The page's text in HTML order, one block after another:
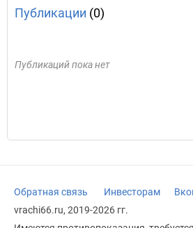
Публикации (0)
Публикаций пока нет
Обратная связь Инвесторам
vrachi66.ru, 2019-2026 гг.